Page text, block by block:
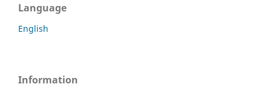
Language
English
Information